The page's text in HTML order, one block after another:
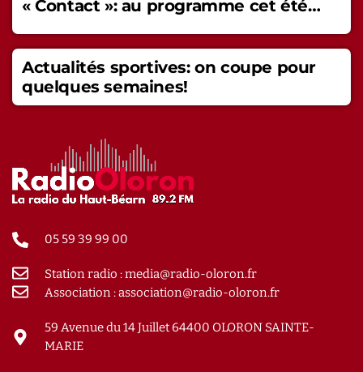
« Contact »: au programme cet été…
Actualités sportives: on coupe pour
quelques semaines!
05 59 39 99 00
Station radio : media@radio-oloron.fr
Association : association@radio-oloron.fr
59 Avenue du 14 Juillet 64400 OLORON SAINTE-
MARIE